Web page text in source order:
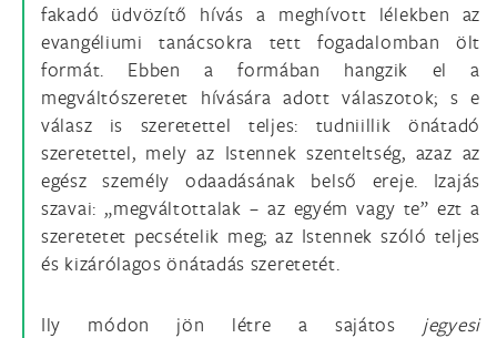
fakadó üdvözítő hívás a meghívott lélekben az
evangéliumi tanácsokra tett fogadalomban ölt
formát. Ebben a formában hangzik el a
megváltószeretet hívására adott válaszotok; s e
válasz is szeretettel teljes: tudniillik önátadó
szeretettel, mely az Istennek szenteltség, azaz az
egész személy odaadásának belső ereje. Izajás
szavai: „megváltottalak – az egyém vagy te” ezt a
szeretetet pecsételik meg; az Istennek szóló teljes
és kizárólagos önátadás szeretetét.
Ily módon jön létre a sajátos jegyesi